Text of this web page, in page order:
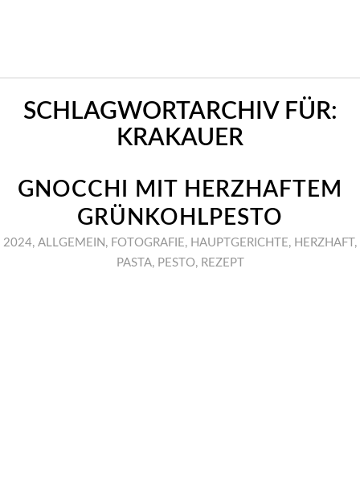
SCHLAGWORTARCHIV FÜR:
KRAKAUER
GNOCCHI MIT HERZHAFTEM
GRÜNKOHLPESTO
2024, ALLGEMEIN , FOTOGRAFIE, HAUPTGERICHTE, HERZHAFT ,
PASTA, PESTO, REZEPT